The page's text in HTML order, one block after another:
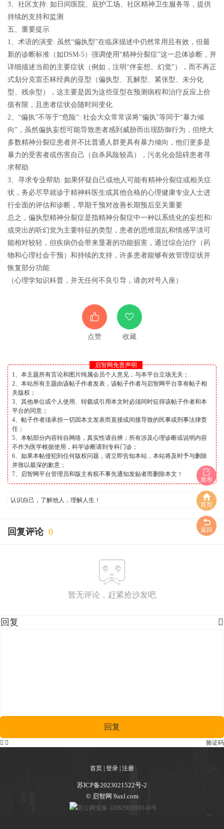
3、社区支持: 如日间医院、庇护工场、社区精神卫生服务等，提供
持续的支持和监测
五、重要提示
1、术语的演变: 虽然“偏执型”在临床描述中仍然常用且有效，但最
新的诊断标准（如DSM-5）强调使用“精神分裂症”这一总体诊断，并
详细描述当前的主要症状（例如，注明“伴妄想、幻觉”），而不再正
式划分克雷丕林经典的亚型（偏执型、瓦解型、紧张型、未分化
型、残余型），这主要是因为这些亚型在预测病程和治疗反应上价
值有限，且患者症状会随时间变化
2、“偏执”不等于“危险”: 社会大众常常误将“偏执”等同于“暴力倾
向”，虽然偏执妄想可能导致患者感到威胁而出现防御行为，但绝大
多数精神分裂症患者并不比普通人群更具有暴力倾向，他们更多是
暴力的受害者或伤害自己（自杀风险较高），污名化会阻碍患者寻
求帮助
3、寻求专业帮助: 如果怀疑自己或他人可能有精神分裂症或相关症
状，务必尽早就诊于精神科医生或其他合格的心理健康专业人士进
行全面的评估和诊断，早期干预对改善长期预后至关重要
总之，偏执型精神分裂症是指精神分裂症中一种以系统化的妄想和/
或突出的听幻觉为主要特征的类型，患者的思维混乱和情感平淡可
能相对较轻，但疾病仍会带来显著的功能损害，通过综合治疗（药
物和心理社会干预）和持续的支持，许多患者能够有效管理症状并
恢复部分功能
（心理学知识科普，并无任何不良引导，请勿对号入座）
点赞 收藏
启智网免责声明
1、本主题所有言论和图片纯属会员个人意见，与本平台立场无关；
2、本站所有主题由该帖子作者发表，该帖子作者与启智网平台享有帖子相
关版权；
3、其他单位或个人使用、转载或引用本文时必须同时征得该帖子作者和本
平台的同意；
4、帖子作者须承担一切因本文发表而直接或间接导致的民事或刑事法律责
任；
5、本帖部分内容转自网络，真实性请自辨；所有涉及心理诊断或说明内容
不作为医学根据使用，科学诊断请到专科门诊；
6、如果本帖侵犯到任何版权问题，请立即告知本站，本站将及时予与删除
并致以最深的歉意；
7、启智网平台管理员和版主有权不事先通知发贴者而删除本文！
认识自己，了解他人，理解人生！
回复评论 0
暂无评论，赶紧抢沙发吧
发布
首页
返回

回复
回复
验证码
 
首页 登录 注册
苏ICP备2023021522号-2
© 启智网 9axl.com
苏公网安备 32082902000140号